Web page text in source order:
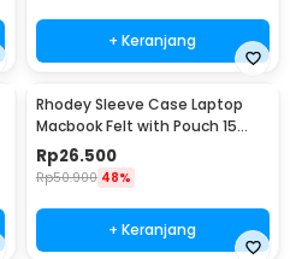
+ Keranjang
Rhodey Sleeve Case Laptop
Macbook Felt with Pouch 15
Inch - AK01
Rp26.500
Rp50.900 48%
+ Keranjang